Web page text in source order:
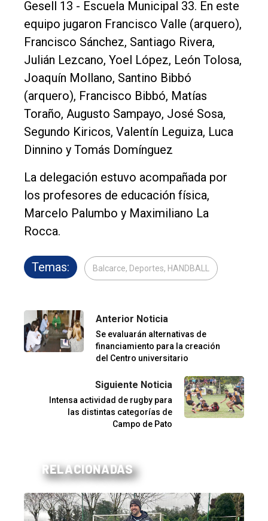
Gesell 13 - Escuela Municipal 33. En este
equipo jugaron Francisco Valle (arquero),
Francisco Sánchez, Santiago Rivera,
Julián Lezcano, Yoel López, León Tolosa,
Joaquín Mollano, Santino Bibbó
(arquero), Francisco Bibbó, Matías
Toraño, Augusto Sampayo, José Sosa,
Segundo Kiricos, Valentín Leguiza, Luca
Dinnino y Tomás Domínguez
La delegación estuvo acompañada por
los profesores de educación física,
Marcelo Palumbo y Maximiliano La
Rocca.
Temas: Balcarce, Deportes, HANDBALL
Anterior Noticia
Se evaluarán alternativas de
financiamiento para la creación
del Centro universitario
Siguiente Noticia
Intensa actividad de rugby para
las distintas categorías de
Campo de Pato
RELACIONADAS